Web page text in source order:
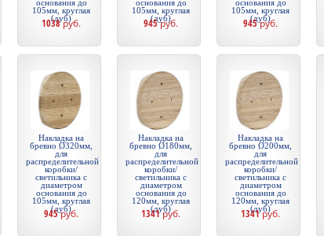
основания до
105мм, круглая
(дуб)
1038руб.
основания до
105мм, круглая
(дуб)
945руб.
основания до
105мм, круглая
(дуб)
945руб.
Накладка на
бревно Ø320мм,
для
распределительной
коробки/
светильника с
диаметром
основания до
105мм, круглая
(дуб)
945руб.
Накладка на
бревно Ø180мм,
для
распределительной
коробки/
светильника с
диаметром
основания до
120мм, круглая
(дуб)
1341руб.
Накладка на
бревно Ø200мм,
для
распределительной
коробки/
светильника с
диаметром
основания до
120мм, круглая
(дуб)
1341руб.